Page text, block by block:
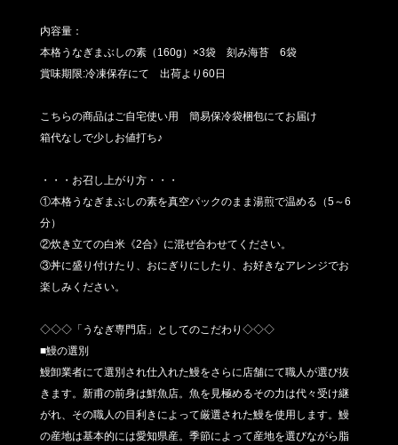
内容量：
本格うなぎまぶしの素（160g）×3袋 刻み海苔 6袋
賞味期限:冷凍保存にて 出荷より60日
こちらの商品はご自宅使い用 簡易保冷袋梱包にてお届け
箱代なしで少しお値打ち♪
・・・お召し上がり方・・・
①本格うなぎまぶしの素を真空パックのまま湯煎で温める（5～6
分）
②炊き立ての白米《2合》に混ぜ合わせてください。
③丼に盛り付けたり、おにぎりにしたり、お好きなアレンジでお
楽しみください。
◇◇◇「うなぎ専門店」としてのこだわり◇◇◇
■鰻の選別
鰻卸業者にて選別され仕入れた鰻をさらに店舗にて職人が選び抜
きます。新甫の前身は鮮魚店。魚を見極めるその力は代々受け継
がれ、その職人の目利きによって厳選された鰻を使用します。鰻
の産地は基本的には愛知県産。季節によって産地を選びながら脂